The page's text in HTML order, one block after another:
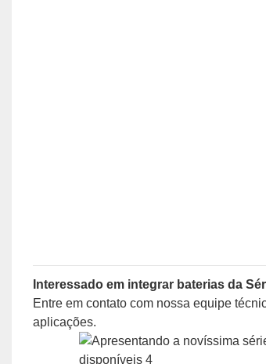
Interessado em integrar baterias da
Entre em contato com nossa equipe
aplicações.